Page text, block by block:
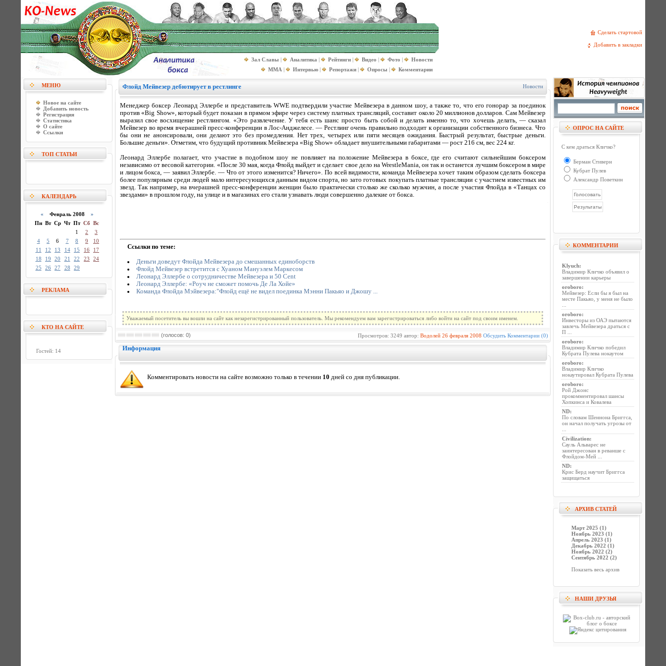
Сделать стартовой
Добавить в закладки
Зал Славы | Аналитика | Рейтинги | Видео | Фото |
Новости
MMA | Интервью | Репортажи | Опросы | Комментарии
МЕНЮ
Новое на сайте
Добавить новость
Регистрация
Статистика
О сайте
Ссылки
ТОП СТАТЬИ
КАЛЕНДАРЬ
« Февраль 2008 »
Пн Вт Ср Чт Пт Сб Вс
1
2
3
4
5 6 7 8 9
10
11
12 13 14 15 16
17
18
19 20 21 22 23
24
25
26 27 28 29
РЕКЛАМА
КТО НА САЙТЕ
Гостей: 14
Флойд Мейвезер дебютирует в рестлинге Новости
Менеджер боксер Леонард Эллербе и представитель WWE подтвердили участие Мейвезера в данном шоу, а также то, что его гонорар за поединок
против «Big Show», который будет показан в прямом эфире через систему платных трансляций, составит около 20 миллионов долларов. Сам Мейвезер
выразил свое восхищение рестлингом. «Это развлечение. У тебя есть шанс просто быть собой и делать именно то, что хочешь делать, — сказал
Мейвезер во время вчерашней пресс-конференции в Лос-Анджелесе. — Рестлинг очень правильно подходит к организации собственного бизнеса. Что
бы они не анонсировали, они делают это без промедления. Нет трех, четырех или пяти месяцев ожидания. Быстрый результат, быстрые деньги.
Большие деньги». Отметим, что будущий противник Мейвезера «Big Show» обладает внушительными габаритами — рост 216 см, вес 224 кг.
Леонард Эллербе полагает, что участие в подобном шоу не повлияет на положение Мейвезера в боксе, где его считают сильнейшим боксером
независимо от весовой категории. «После 30 мая, когда Флойд выйдет и сделает свое дело на WrestleMania, он так и останется лучшим боксером в мире
и лицом бокса, — заявил Эллербе. — Что от этого изменится? Ничего». По всей видимости, команда Мейвезера хочет таким образом сделать боксера
более популярным среди людей мало интересующихся данным видом спорта, но зато готовых покупать платные трансляции с участием известных им
звезд. Так например, на вчерашней пресс-конференции женщин было практически столько же сколько мужчин, а после участия Флойда в «Танцах со
звездами» в прошлом году, на улице и в магазинах его стали узнавать люди совершенно далекие от бокса.
Ссылки по теме:
Деньги доведут Флойда Мейвезера до смешанных единоборств
Флойд Мейвезер встретится с Хуаном Мануэлем Маркесом
Леонард Эллербе о сотрудничестве Мейвезера и 50 Cent
Леонард Эллербе: «Роуч не сможет помочь Де Ла Хойе»
Команда Флойда Мэйвезера:"Флойд ещё не видел поединка Мэнни Пакьяо и Джошу ...
Уважаемый посетитель вы вошли на сайт как незарегистрированный пользователь. Мы рекомендуем вам зарегистрироваться либо войти на сайт под своим именем.
(голосов: 0) Просмотров: 3249 автор: Водолей 26 февраля 2008 Обсудить Комментарии (0)
Информация
Комментировать новости на сайте возможно только в течении 10 дней со дня публикации.
ОПРОС НА САЙТЕ
С кем драться Кличко?
Берман Стиверн
Кубрат Пулев
Александр Поветкин
КОММЕНТАРИИ
Klyuch:
Владимир Кличко объявил о
завершении карьеры
oroboro:
Мейвезер: Если бы я был на
месте Пакьяо, у меня не было
oroboro:
Инвесторы из ОАЭ пытаются
завлечь Мейвезера драться с
П ...
oroboro:
Владимир Кличко победил
Кубрата Пулева нокаутом
oroboro:
Владимир Кличко
нокаутировал Кубрата Пулева
oroboro:
Рой Джонс
прокомментировал шансы
Хопкинса и Ковалева
ND:
По словам Шеннона Бриггса,
он начал получать угрозы от
Civilization:
Сауль Альварес не
заинтересован в реванше с
Флойдом-Мей ...
ND:
Крис Берд научит Бриггса
защищаться
АРХИВ СТАТЕЙ
Март 2025 (1)
Ноябрь 2023 (1)
Апрель 2023 (1)
Декабрь 2022 (1)
Ноябрь 2022 (2)
Сентябрь 2022 (2)
Показать весь архив
НАШИ ДРУЗЬЯ